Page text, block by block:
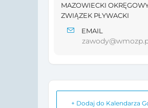
MAZOWIECKI
ZWIĄZEK PŁYWACKI
EMAIL
+ Dodaj do Kalendarza